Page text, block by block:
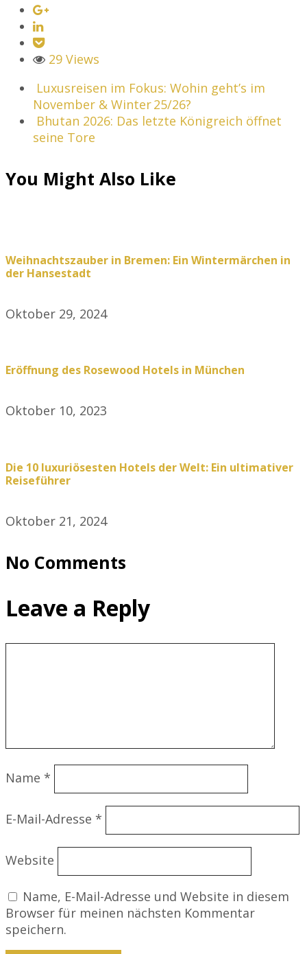
29 Views
Luxusreisen im Fokus: Wohin geht’s im
November & Winter 25/26?
Bhutan 2026: Das letzte Königreich öffnet
seine Tore
You Might Also Like
Weihnachtszauber in Bremen: Ein Wintermärchen in
der Hansestadt
Oktober 29, 2024
Eröffnung des Rosewood Hotels in München
Oktober 10, 2023
Die 10 luxuriösesten Hotels der Welt: Ein ultimativer
Reiseführer
Oktober 21, 2024
No Comments
Leave a Reply
Name *
E-Mail-Adresse *
Website
Name, E-Mail-Adresse und Website in diesem
Browser für meinen nächsten Kommentar
speichern.